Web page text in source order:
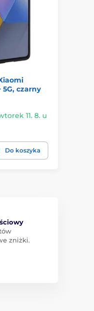
5G, czarny
11. 8. u
Do koszyka
zniżki.